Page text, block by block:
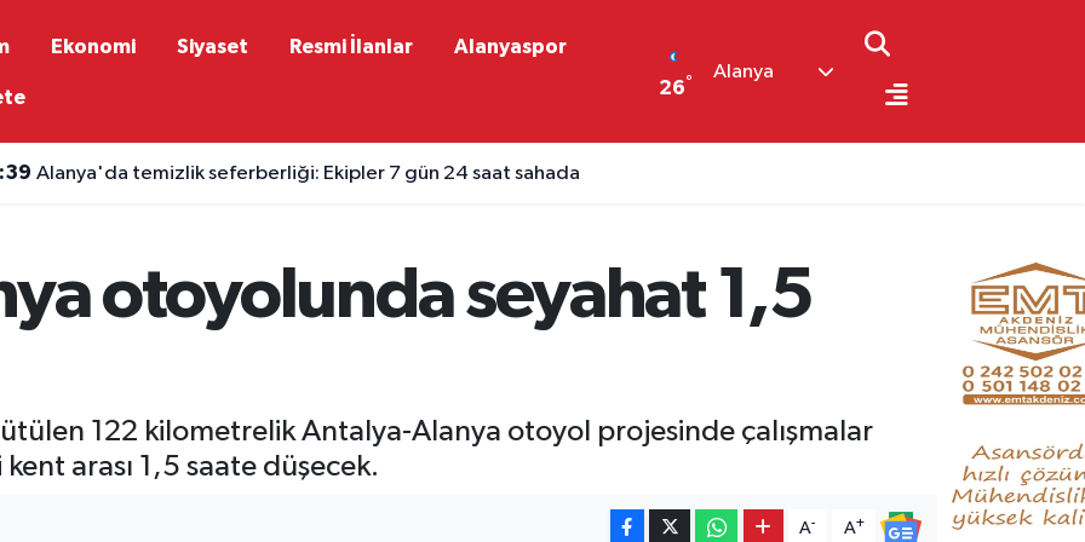
Ekonomi Siyaset Resmi İlanlar Alanyaspor
26°
Alanya
Alanya'da temizlik seferberliği: Ekipler 7 gün 24 saat sahada
otoyolunda seyahat 1,5
122 kilometrelik Antalya-Alanya otoyol projesinde çalışmalar
arası 1,5 saate düşecek.
A- A+